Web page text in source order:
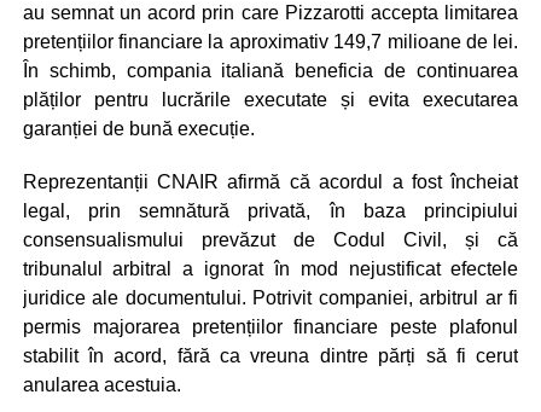
au semnat un acord prin care Pizzarotti accepta limitarea
pretențiilor financiare la aproximativ 149,7 milioane de lei.
În schimb, compania italiană beneficia de continuarea
plăților pentru lucrările executate și evita executarea
garanției de bună execuție.
Reprezentanții CNAIR afirmă că acordul a fost încheiat
legal, prin semnătură privată, în baza principiului
consensualismului prevăzut de Codul Civil, și că
tribunalul arbitral a ignorat în mod nejustificat efectele
juridice ale documentului. Potrivit companiei, arbitrul ar fi
permis majorarea pretențiilor financiare peste plafonul
stabilit în acord, fără ca vreuna dintre părți să fi cerut
anularea acestuia.